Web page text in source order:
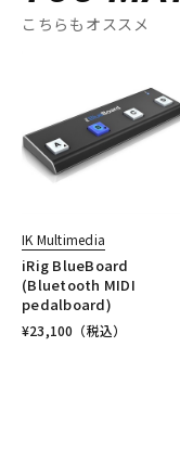
こちらもオススメ
IK Multimedia
iRig BlueBoard
(Bluetooth MIDI
pedalboard)
¥23,100 （税込）